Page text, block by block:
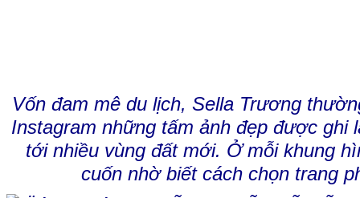
Vốn đam mê du lịch, Sella Trương
Instagram những tấm ảnh đẹp được ghi
tới nhiều vùng đất mới. Ở mỗi khung
cuốn nhờ biết cách chọn trang